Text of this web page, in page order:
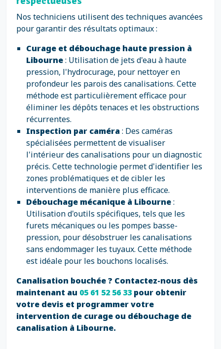
Nos techniciens utilisent des techniques avancées
pour garantir des résultats optimaux :
Curage et débouchage haute pression à
Libourne: Utilisation de jets d'eau à haute
pression, l'hydrocurage, pour nettoyer en
profondeur les parois des canalisations. Cette
méthode est particulièrement efficace pour
éliminer les dépôts tenaces et les obstructions
récurrentes.
Inspection par caméra: Des caméras
spécialisées permettent de visualiser
l'intérieur des canalisations pour un diagnostic
précis. Cette technologie permet d'identifier les
zones problématiques et de cibler les
interventions de manière plus efficace.
Débouchage mécanique à Libourne:
Utilisation d'outils spécifiques, tels que les
furets mécaniques ou les pompes basse-
pression, pour désobstruer les canalisations
sans endommager les tuyaux. Cette méthode
est idéale pour les bouchons localisés.
Canalisation bouchée ? Contactez-nous dès
maintenant au 05 61 52 56 33 pour obtenir
votre devis et programmer votre
intervention de curage ou débouchage de
canalisation à Libourne.